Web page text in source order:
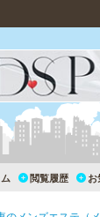
閲覧履歴 お